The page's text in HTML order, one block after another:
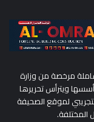
مرخصة من وزارة
ويترأس تحريرها
، وفي مايو 2024 بدأ البث التجريبي لموقع الصحيفة
المختلفة.